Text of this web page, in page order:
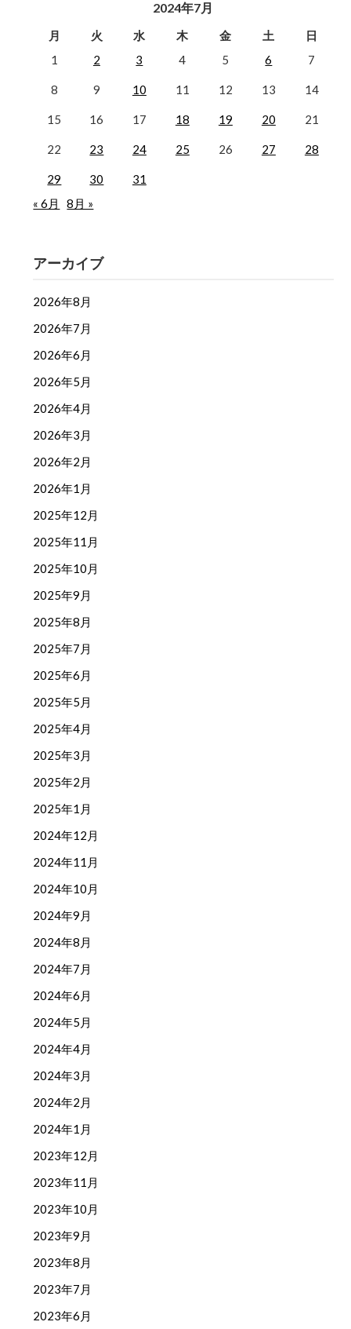
2024年7月
月 火 水 木 金 土
日
1
2 3 4 5 6 7
8 9 10 11 12 13 14
15 16 17 18 19 20 21
22 23 24 25 26 27 28
29 30
31
« 6月
8月 »
アーカイブ
2026年8月
2026年7月
2026年6月
2026年5月
2026年4月
2026年3月
2026年2月
2026年1月
2025年12月
2025年11月
2025年10月
2025年9月
2025年8月
2025年7月
2025年6月
2025年5月
2025年4月
2025年3月
2025年2月
2025年1月
2024年12月
2024年11月
2024年10月
2024年9月
2024年8月
2024年7月
2024年6月
2024年5月
2024年4月
2024年3月
2024年2月
2024年1月
2023年12月
2023年11月
2023年10月
2023年9月
2023年8月
2023年7月
2023年6月